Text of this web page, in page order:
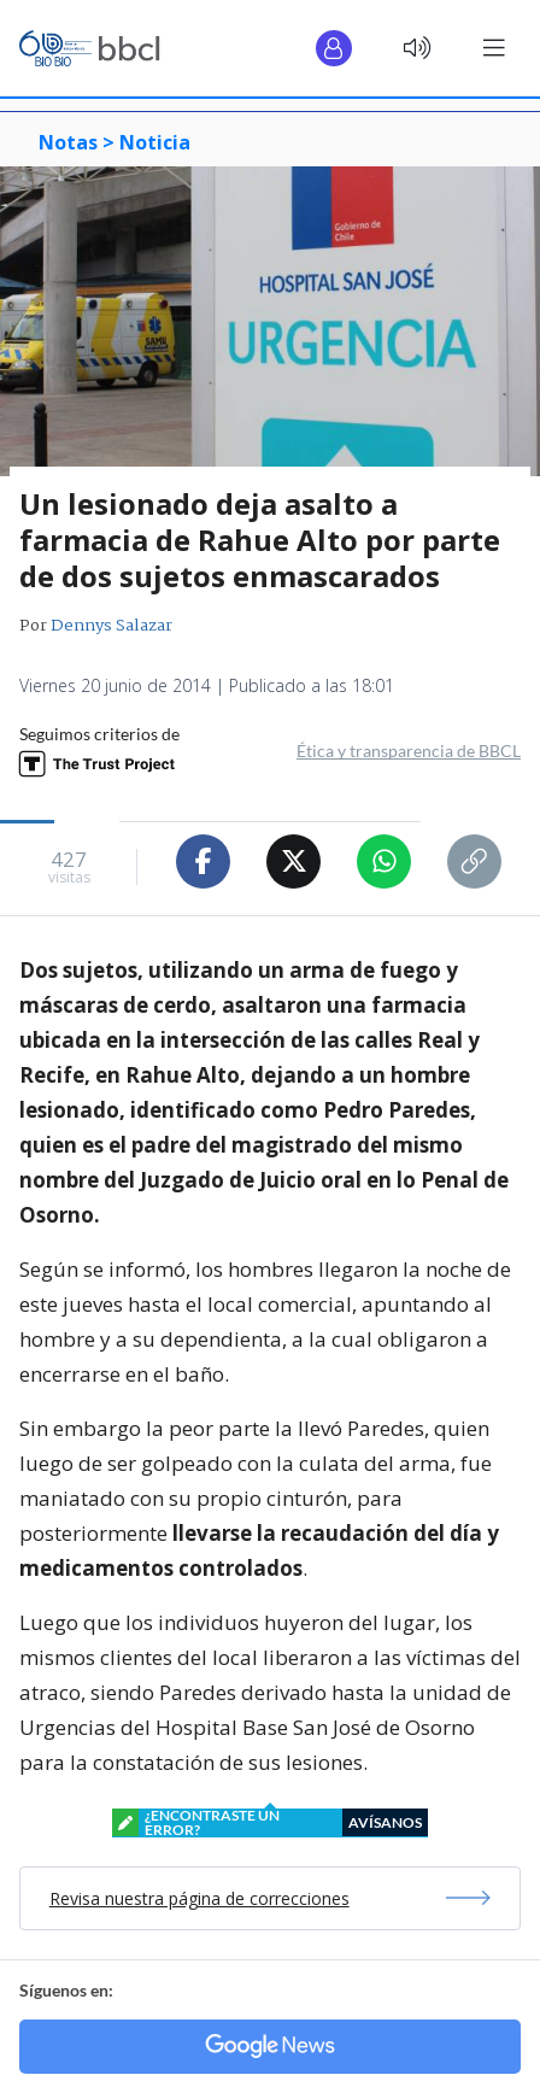
Notas > Noticia
Un lesionado deja asalto a
farmacia de Rahue Alto por parte
de dos sujetos enmascarados
PorDennys Salazar
Viernes 20 junio de 2014 | Publicado a las 18:01
Seguimos criterios de
Ética y transparencia de BBCL
427
visitas
Dos sujetos, utilizando un arma de fuego y
máscaras de cerdo, asaltaron una farmacia
ubicada en la intersección de las calles Real y
Recife, en Rahue Alto, dejando a un hombre
lesionado, identificado como Pedro Paredes,
quien es el padre del magistrado del mismo
nombre del Juzgado de Juicio oral en lo Penal de
Osorno.
Según se informó, los hombres llegaron la noche de
este jueves hasta el local comercial, apuntando al
hombre y a su dependienta, a la cual obligaron a
encerrarse en el baño.
Sin embargo la peor parte la llevó Paredes, quien
luego de ser golpeado con la culata del arma, fue
maniatado con su propio cinturón, para
posteriormente llevarse la recaudación del día y
medicamentos controlados.
Luego que los individuos huyeron del lugar, los
mismos clientes del local liberaron a las víctimas del
atraco, siendo Paredes derivado hasta la unidad de
Urgencias del Hospital Base San José de Osorno
para la constatación de sus lesiones.
¿ENCONTRASTE UN
ERROR?
AVÍSANOS
Revisa nuestra página de correcciones
Síguenos en: